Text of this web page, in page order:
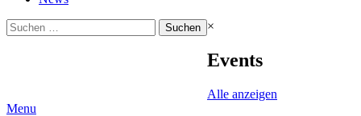
Suchen
nach:
×
Events
Alle anzeigen
Menu